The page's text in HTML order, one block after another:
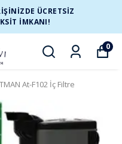
ÜCRETSİZ
İMKANI!
0
At-F102 İç Filtre